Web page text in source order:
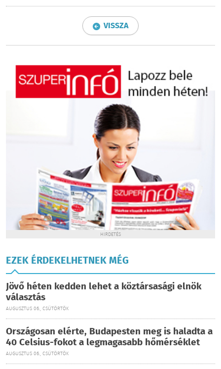
VISSZA
HIRDETÉS
EZEK ÉRDEKELHETNEK MÉG
Jövő héten kedden lehet a köztársasági elnök
választás
AUGUSZTUS 06., CSÜTÖRTÖK
Országosan elérte, Budapesten meg is haladta a
40 Celsius-fokot a legmagasabb hőmérséklet
AUGUSZTUS 06., CSÜTÖRTÖK